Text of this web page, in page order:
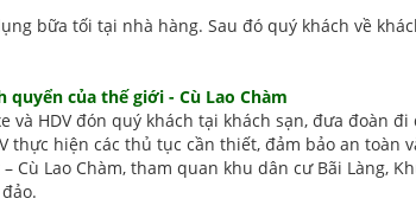
bữa tối tại nhà hàng. Sau đó quý khách về
của thế giới - Cù Lao Chàm
và HDV đón quý khách tại khách sạn, đưa đoàn
thực hiện các thủ tục cần thiết, đảm bảo an toàn
Cù Lao Chàm, tham quan khu dân cư Bãi Làng,